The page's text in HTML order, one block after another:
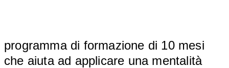
programma di formazione di 10 mesi
che aiuta ad applicare una mentalità